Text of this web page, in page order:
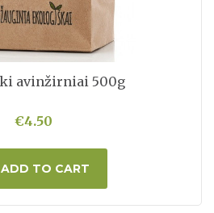
Ekologiški avinžirniai 500g
€4.50
ADD TO CART